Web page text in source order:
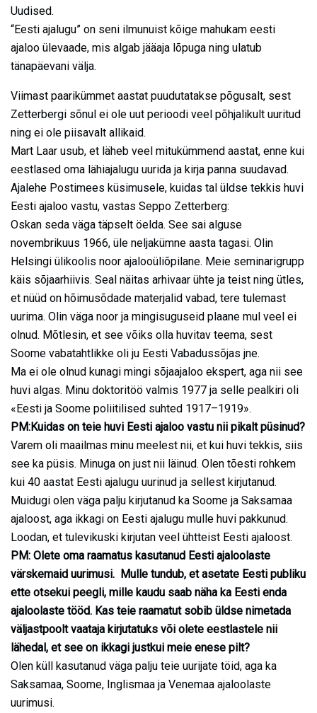
Uudised.
“Eesti ajalugu” on seni ilmunuist kõige mahukam eesti
ajaloo ülevaade, mis algab jääaja lõpuga ning ulatub
tänapäevani välja.
Viimast paarikümmet aastat puudutatakse põgusalt, sest
Zetterbergi sõnul ei ole uut perioodi veel põhjalikult uuritud
ning ei ole piisavalt allikaid.
Mart Laar usub, et läheb veel mitukümmend aastat, enne kui
eestlased oma lähiajalugu uurida ja kirja panna suudavad.
Ajalehe Postimees küsimusele, kuidas tal üldse tekkis huvi
Eesti ajaloo vastu, vastas Seppo Zetterberg:
Oskan seda väga täpselt öelda. See sai alguse
novembrikuus 1966, üle neljakümne aasta tagasi. Olin
Helsingi ülikoolis noor ajalooüliõpilane. Meie seminarigrupp
käis sõjaarhiivis. Seal näitas arhivaar ühte ja teist ning ütles,
et nüüd on hõimusõdade materjalid vabad, tere tulemast
uurima. Olin väga noor ja mingisuguseid plaane mul veel ei
olnud. Mõtlesin, et see võiks olla huvitav teema, sest
Soome vabatahtlikke oli ju Eesti Vabadussõjas jne.
Ma ei ole olnud kunagi mingi sõjaajaloo ekspert, aga nii see
huvi algas. Minu doktoritöö valmis 1977 ja selle pealkiri oli
«Eesti ja Soome poliitilised suhted 1917–1919».
PM:Kuidas on teie huvi Eesti ajaloo vastu nii pikalt püsinud?
Varem oli maailmas minu meelest nii, et kui huvi tekkis, siis
see ka püsis. Minuga on just nii läinud. Olen tõesti rohkem
kui 40 aastat Eesti ajalugu uurinud ja sellest kirjutanud.
Muidugi olen väga palju kirjutanud ka Soome ja Saksamaa
ajaloost, aga ikkagi on Eesti ajalugu mulle huvi pakkunud.
Loodan, et tulevikuski kirjutan veel ühtteist Eesti ajaloost.
PM: Olete oma raamatus kasutanud Eesti ajaloolaste
värskemaid uurimusi. Mulle tundub, et asetate Eesti publiku
ette otsekui peegli, mille kaudu saab näha ka Eesti enda
ajaloolaste tööd. Kas teie raamatut sobib üldse nimetada
väljastpoolt vaataja kirjutatuks või olete eestlastele nii
lähedal, et see on ikkagi justkui meie enese pilt?
Olen küll kasutanud väga palju teie uurijate töid, aga ka
Saksamaa, Soome, Inglismaa ja Venemaa ajaloolaste
uurimusi.